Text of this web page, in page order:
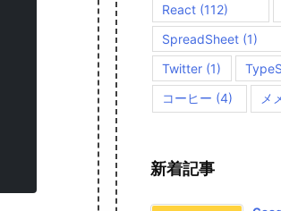
React (112)
SpreadSheet (1)
Twitter (1)
コーヒー (4) メ
新着記事